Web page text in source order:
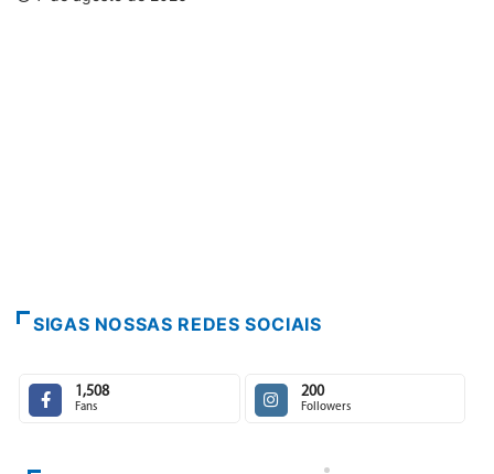
SIGAS NOSSAS REDES SOCIAIS
1,508
Fans
200
Followers